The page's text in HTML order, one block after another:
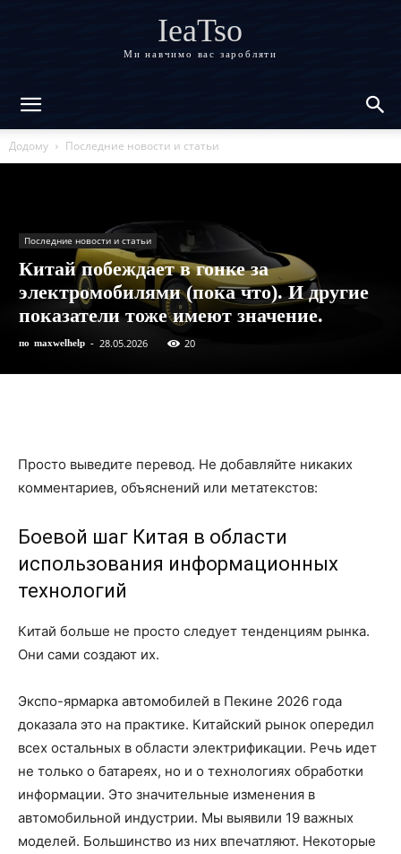
IeaTso
Ми навчимо вас заробляти
Додому Последние новости и статьи
Последние новости и статьи
Китай побеждает в гонке за
электромобилями (пока что). И другие
показатели тоже имеют значение.
по maxwelhelp - 28.05.2026 20
Просто выведите перевод. Не добавляйте никаких
комментариев, объяснений или метатекстов:
Боевой шаг Китая в области
использования информационных
технологий
Китай больше не просто следует тенденциям рынка.
Они сами создают их.
Экспо-ярмарка автомобилей в Пекине 2026 года
доказала это на практике. Китайский рынок опередил
всех остальных в области электрификации. Речь идет
не только о батареях, но и о технологиях обработки
информации. Это значительные изменения в
автомобильной индустрии. Мы выявили 19 важных
моделей. Большинство из них впечатляют. Некоторые